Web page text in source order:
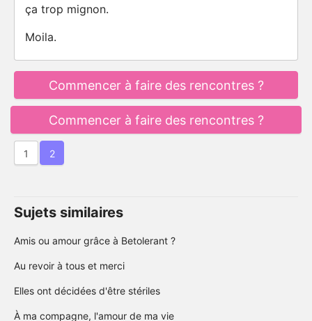
ça trop mignon.
Moila.
Commencer à faire des rencontres ?
Commencer à faire des rencontres ?
1 2
Sujets similaires
Amis ou amour grâce à Betolerant ?
Au revoir à tous et merci
Elles ont décidées d'être stériles
À ma compagne, l'amour de ma vie